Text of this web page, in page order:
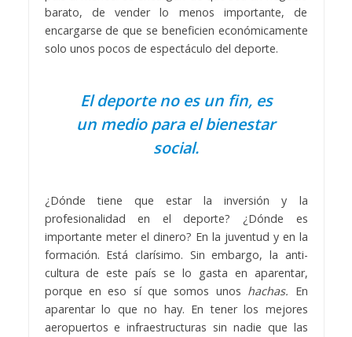
barato, de vender lo menos importante, de
encargarse de que se beneficien económicamente
solo unos pocos de espectáculo del deporte.
El deporte no es un fin, es
un medio para el bienestar
social.
¿Dónde tiene que estar la inversión y la
profesionalidad en el deporte? ¿Dónde es
importante meter el dinero? En la juventud y en la
formación. Está clarísimo. Sin embargo, la anti-
cultura de este país se lo gasta en aparentar,
porque en eso sí que somos unos hachas. En
aparentar lo que no hay. En tener los mejores
aeropuertos e infraestructuras sin nadie que las